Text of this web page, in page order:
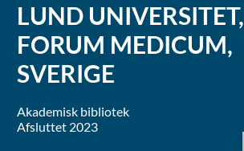
LUND UNIVERSITET,
FORUM MEDICUM,
SVERIGE
Akademisk bibliotek
Afsluttet 2023